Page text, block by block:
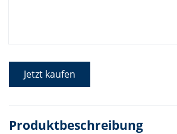
Jetzt kaufen
Produktbeschreibung